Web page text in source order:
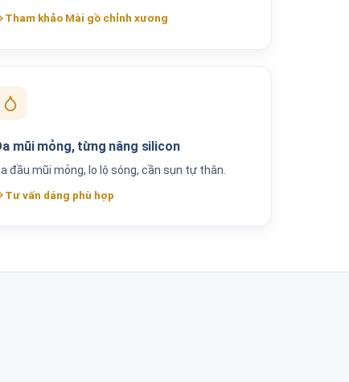
Tham khảo Mài gồ chỉnh xương
mũi mỏng, từng nâng silicon
đầu mũi mỏng, lo lộ sóng, cần sụn tự thân.
Tư vấn dáng phù hợp